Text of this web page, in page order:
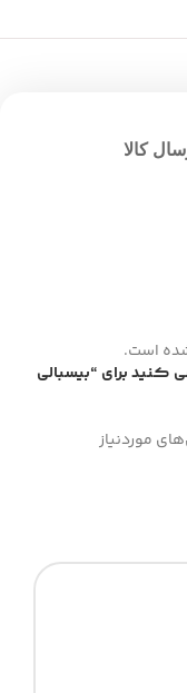
کالا
است.
کنید برای “بیسبالی
موردنیاز